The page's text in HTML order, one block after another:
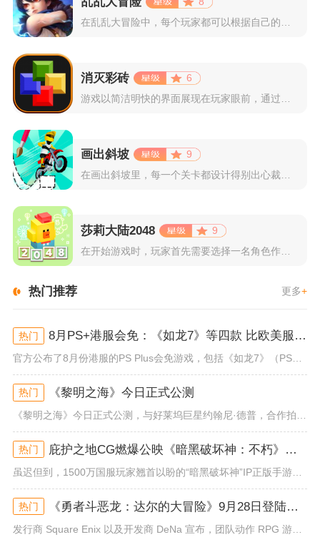
在乱乱大冒险中，每个玩家都可以根据自己的喜好选择和培养角色，...
消灭彩砖
6
画出斜坡
9
莎莉大陆2048
9
热门推荐 更多+
热门 8月PS+港服会免：《如龙7》等四款 比欧美服多一款
官方公布了8月份港服的PS Plus会免游戏，包括《如龙7》（PS4/PS5）、《小小梦魇》（PS4）、《托尼霍克职业滑...
热门 《黎明之海》今日正式公测
热门 庇护之地CG燃爆公映《暗黑破坏神：不朽》今日全平台上线
虽迟但到，1500万国服玩家翘首以盼的“暗黑破坏神”IP正版手游《暗黑破坏神：不朽》已于今日全平台上线！动作RPG王者再...
热门 《勇者斗恶龙：达尔的大冒险》9月28日登陆苹果谷歌应用商店
发行商 Square Enix 以及开发商 DeNa 宣布，团队动作 RPG 游戏《勇者斗恶龙：达尔的大冒险 魂之绊》将...